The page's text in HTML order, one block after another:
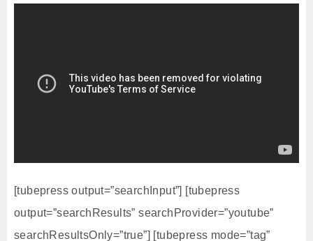
[tubepress output=”searchInput”] [tubepress
output=”searchResults” searchProvider=”youtube”
searchResultsOnly=”true”] [tubepress mode=”tag”